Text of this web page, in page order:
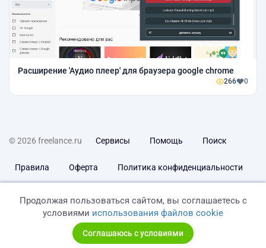
Расширение 'Аудио плеер' для браузера google chrome
266 0
© 2026 freelance.ru Сервисы Помощь Поиск
Правила Оферта Политика конфиденциальности
Продолжая пользоваться сайтом, вы соглашаетесь с
условиями использования файлов cookie
Соглашаюсь с условиями